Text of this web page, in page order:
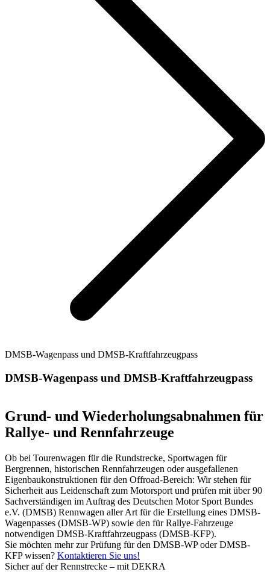
DMSB-Wagenpass und DMSB-Kraftfahrzeugpass
DMSB-Wagenpass und DMSB-Kraftfahrzeugpass
Grund- und Wiederholungsabnahmen für
Rallye- und Rennfahrzeuge
Ob bei Tourenwagen für die Rundstrecke, Sportwagen für
Bergrennen, historischen Rennfahrzeugen oder ausgefallenen
Eigenbaukonstruktionen für den Offroad-Bereich: Wir stehen für
Sicherheit aus Leidenschaft zum Motorsport und prüfen mit über 90
Sachverständigen im Auftrag des Deutschen Motor Sport Bundes
e.V. (DMSB) Rennwagen aller Art für die Erstellung eines DMSB-
Wagenpasses (DMSB-WP) sowie den für Rallye-Fahrzeuge
notwendigen DMSB-Kraftfahrzeugpass (DMSB-KFP).
Sie möchten mehr zur Prüfung für den DMSB-WP oder DMSB-
KFP wissen? Kontaktieren Sie uns!
Sicher auf der Rennstrecke – mit DEKRA